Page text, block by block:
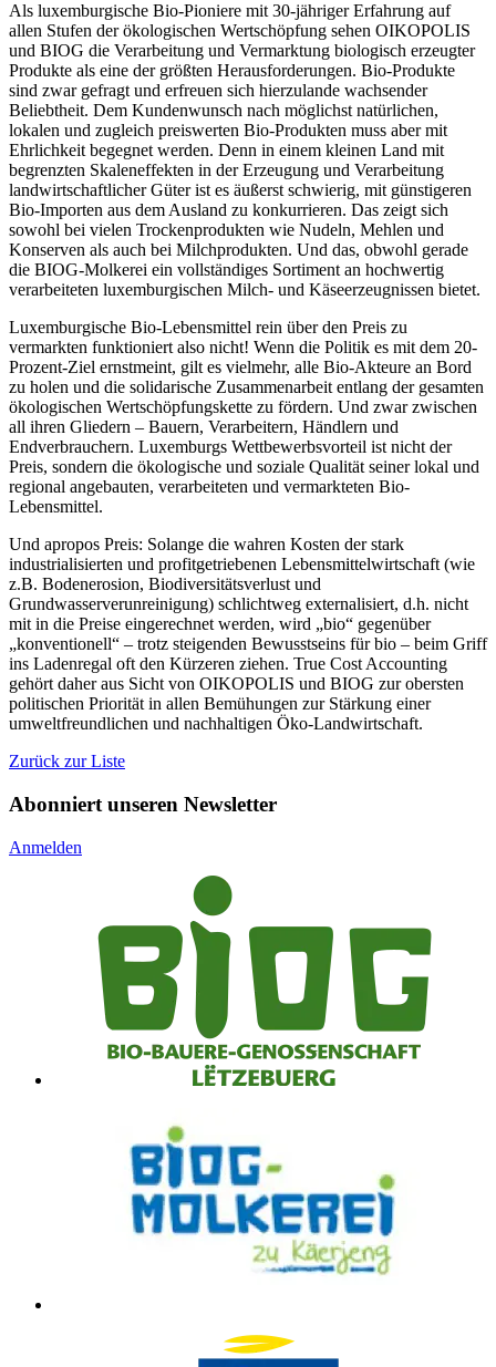
Als luxemburgische Bio-Pioniere mit 30-jähriger Erfahrung auf
allen Stufen der ökologischen Wertschöpfung sehen OIKOPOLIS
und BIOG die Verarbeitung und Vermarktung biologisch erzeugter
Produkte als eine der größten Herausforderungen. Bio-Produkte
sind zwar gefragt und erfreuen sich hierzulande wachsender
Beliebtheit. Dem Kundenwunsch nach möglichst natürlichen,
lokalen und zugleich preiswerten Bio-Produkten muss aber mit
Ehrlichkeit begegnet werden. Denn in einem kleinen Land mit
begrenzten Skaleneffekten in der Erzeugung und Verarbeitung
landwirtschaftlicher Güter ist es äußerst schwierig, mit günstigeren
Bio-Importen aus dem Ausland zu konkurrieren. Das zeigt sich
sowohl bei vielen Trockenprodukten wie Nudeln, Mehlen und
Konserven als auch bei Milchprodukten. Und das, obwohl gerade
die BIOG-Molkerei ein vollständiges Sortiment an hochwertig
verarbeiteten luxemburgischen Milch- und Käseerzeugnissen bietet.
Luxemburgische Bio-Lebensmittel rein über den Preis zu
vermarkten funktioniert also nicht! Wenn die Politik es mit dem 20-
Prozent-Ziel ernstmeint, gilt es vielmehr, alle Bio-Akteure an Bord
zu holen und die solidarische Zusammenarbeit entlang der gesamten
ökologischen Wertschöpfungskette zu fördern. Und zwar zwischen
all ihren Gliedern – Bauern, Verarbeitern, Händlern und
Endverbrauchern. Luxemburgs Wettbewerbsvorteil ist nicht der
Preis, sondern die ökologische und soziale Qualität seiner lokal und
regional angebauten, verarbeiteten und vermarkteten Bio-
Lebensmittel.
Und apropos Preis: Solange die wahren Kosten der stark
industrialisierten und profitgetriebenen Lebensmittelwirtschaft (wie
z.B. Bodenerosion, Biodiversitätsverlust und
Grundwasserverunreinigung) schlichtweg externalisiert, d.h. nicht
mit in die Preise eingerechnet werden, wird „bio“ gegenüber
„konventionell“ – trotz steigenden Bewusstseins für bio – beim Griff
ins Ladenregal oft den Kürzeren ziehen. True Cost Accounting
gehört daher aus Sicht von OIKOPOLIS und BIOG zur obersten
politischen Priorität in allen Bemühungen zur Stärkung einer
umweltfreundlichen und nachhaltigen Öko-Landwirtschaft.
Zurück zur Liste
Abonniert unseren Newsletter
Anmelden